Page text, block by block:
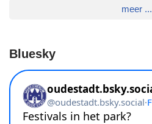
meer ...
Bluesky